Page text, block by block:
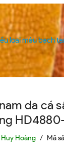
loại màu bạch
da cá
Huy Hoàng / Mã